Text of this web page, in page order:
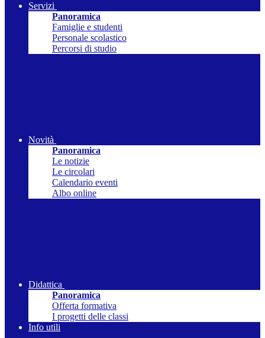
Servizi
Panoramica
Famiglie e studenti
Personale scolastico
Percorsi di studio
Novità
Panoramica
Le notizie
Le circolari
Calendario eventi
Albo online
Didattica
Panoramica
Offerta formativa
I progetti delle classi
Info utili